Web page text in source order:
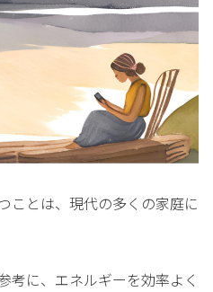
ことは、現代の多くの家庭に
考に、エネルギーを効率よく